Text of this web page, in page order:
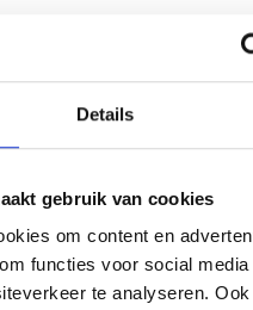
Details
gebruik van cookies
om content en
functies voor social media
te analyseren.